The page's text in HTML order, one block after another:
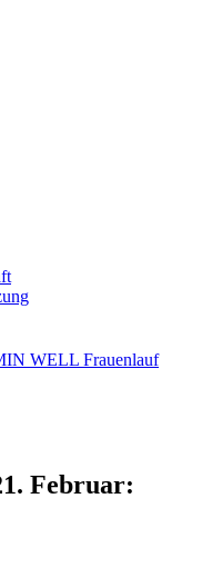
WELL Frauenlauf
Februar: